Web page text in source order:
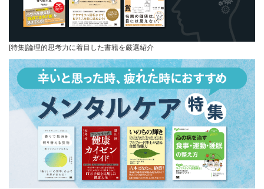
[特集]論理的思考力に着目した書籍を厳選紹介